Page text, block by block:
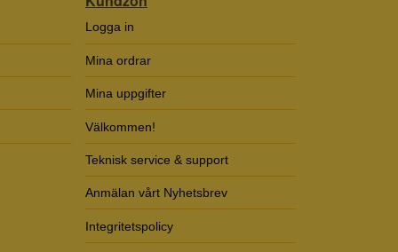
Logga in
Mina ordrar
Mina uppgifter
Välkommen!
Teknisk service & support
Anmälan vårt Nyhetsbrev
Integritetspolicy